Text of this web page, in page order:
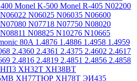
Monel K-500 Monel R-405 N02200
N06022 N06025 N06035 N06600
N07080 N07718 N07750 N08020
N08811 N08825 N10276 N10665
80A 1.4876 1.4886 1.4958 1.4959
2.4360 2.4361 2.4375 2.4602 2.4617
2.4816 2.4819 2.4851 2.4856 2.4858
НП3 ХН32Т ХН38ВТ
ХН77ТЮР ХН78Т ЭИ435